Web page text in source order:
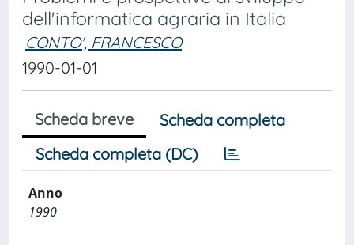
dell'informatica agraria in Italia
CONTO', FRANCESCO
1990-01-01
Scheda breve
Scheda completa
Scheda completa (DC)
Anno
1990